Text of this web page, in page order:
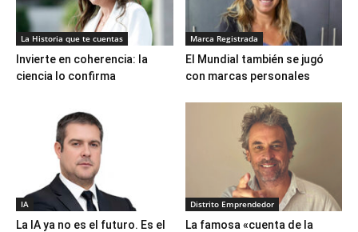
La Historia que te cuentas
Invierte en coherencia: la
ciencia lo confirma
Marca Registrada
El Mundial también se jugó
con marcas personales
IA
La IA ya no es el futuro. Es el
Distrito Emprendedor
La famosa «cuenta de la